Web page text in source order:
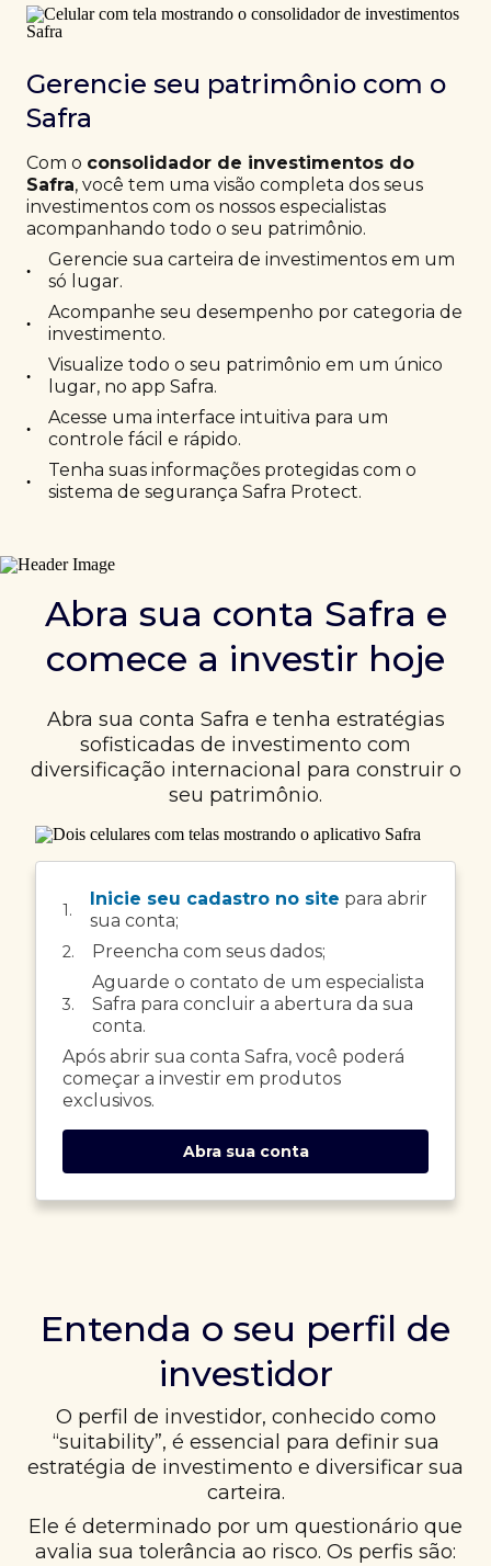
Gerencie seu patrimônio com o
Safra
Com o consolidador de investimentos do
Safra, você tem uma visão completa dos seus
investimentos com os nossos especialistas
acompanhando todo o seu patrimônio.
•
Gerencie sua carteira de investimentos em um
só lugar.
•
Acompanhe seu desempenho por categoria de
investimento.
•
Visualize todo o seu patrimônio em um único
lugar, no app Safra.
•
Acesse uma interface intuitiva para um
controle fácil e rápido.
•
Tenha suas informações protegidas com o
sistema de segurança Safra Protect.
Abra sua conta Safra e
comece a investir hoje
Abra sua conta Safra e tenha estratégias
sofisticadas de investimento com
diversificação internacional para construir o
seu patrimônio.
1.
Inicie seu cadastro no site para abrir
sua conta;
2. Preencha com seus dados;
3.
Aguarde o contato de um especialista
Safra para concluir a abertura da sua
conta.
Após abrir sua conta Safra, você poderá
começar a investir em produtos
exclusivos.
Abra sua conta
Entenda o seu perfil de
investidor
O perfil de investidor, conhecido como
“suitability”, é essencial para definir sua
estratégia de investimento e diversificar sua
carteira.
Ele é determinado por um questionário que
avalia sua tolerância ao risco. Os perfis são: